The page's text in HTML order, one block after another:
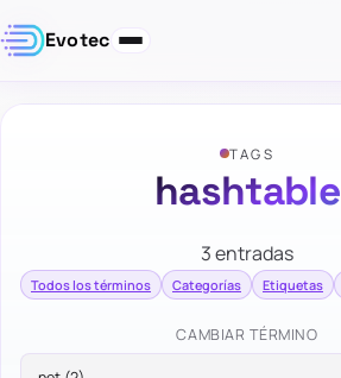
Evotec
TAGS
hashtable
3 entradas
Todos los términos Categorías Etiquetas
CAMBIAR TÉRMINO